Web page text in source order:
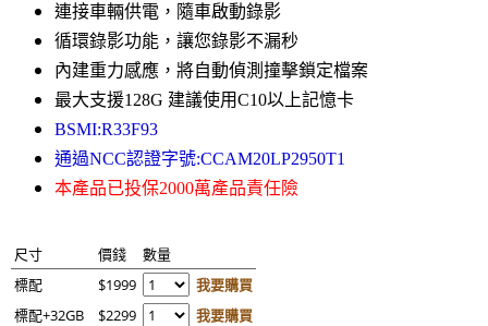
連接車輛供電，隨車啟動錄影
循環錄影功能，讓您錄影不漏秒
內建重力感應，將自動偵測撞擊鎖定檔案
最大支援128G 建議使用C10以上記憶卡
BSMI:R33F93
通過NCC認證字號:CCAM20LP2950T1
本產品已投保2000萬產品責任險
尺寸 價錢
數量
標配
$1999
我要購買
標配+32GB
$2299
我要購買